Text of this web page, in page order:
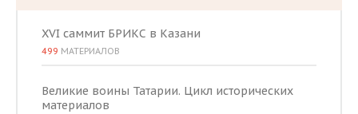
XVI саммит БРИКС в Казани
499 МАТЕРИАЛОВ
Великие воины Татарии. Цикл исторических
материалов